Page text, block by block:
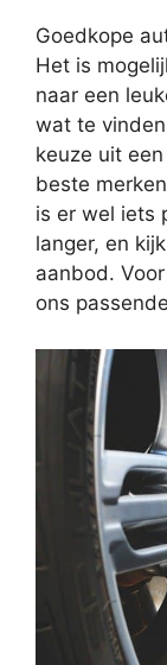
Goedkope
Het is
naar een
wat te
keuze uit
beste
is er wel iets
langer, en
aanbod.
ons